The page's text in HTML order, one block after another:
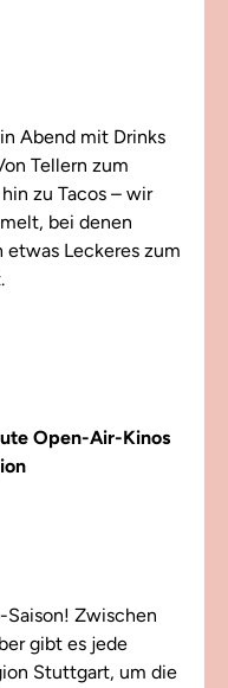
Abend mit Drinks
Tellern zum
zu Tacos – wir
bei denen
etwas Leckeres zum
Open-Air-Kinos
Zwischen
gibt es jede
Stuttgart, um die